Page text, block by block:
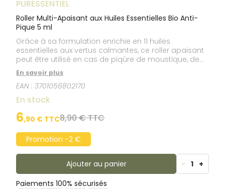
PURESSENTIEL
Roller Multi-Apaisant aux Huiles Essentielles Bio Anti-
Pique 5 ml
Grâce à sa formulation enrichie en 11 huiles
essentielles aux vertus calmantes, ce roller apaisant
peut être utilisé en cas de piqûre de moustique, de
moustique tigre, guêpe, abeille, frelon, taon, tique,
aoûtat, mouche, araignée, puce.
En savoir plus
EAN :3701056802170
En stock
6,90 € TTC8,90 € TTC
Promotion -2 €
Ajouter au panier - 1 +
Paiements 100% sécurisés